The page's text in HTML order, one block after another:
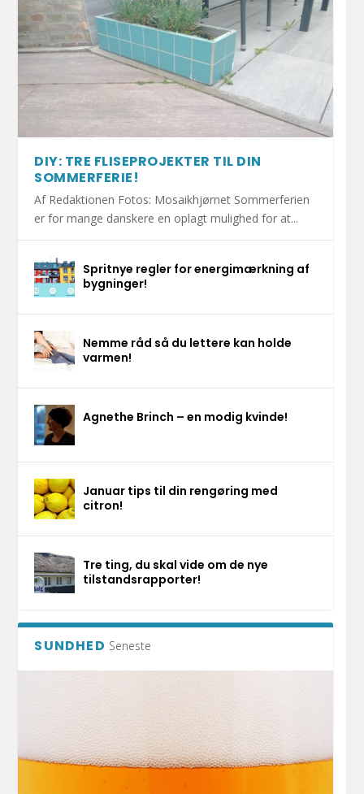
DIY: TRE FLISEPROJEKTER TIL DIN
SOMMERFERIE!
Af Redaktionen Fotos: Mosaikhjørnet Sommerferien
er for mange danskere en oplagt mulighed for at...
Spritnye regler for energimærkning af
bygninger!
Nemme råd så du lettere kan holde
varmen!
Agnethe Brinch – en modig kvinde!
Januar tips til din rengøring med
citron!
Tre ting, du skal vide om de nye
tilstandsrapporter!
SUNDHED Seneste